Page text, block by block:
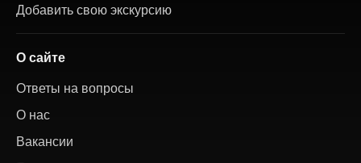
Добавить свою экскурсию
О сайте
Ответы на вопросы
О нас
Вакансии